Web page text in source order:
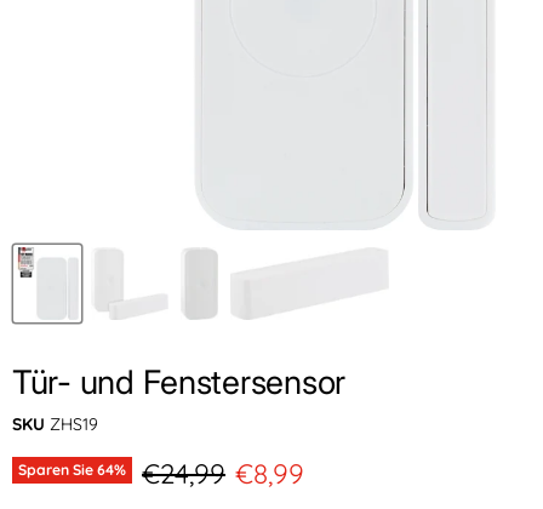
Tür- und Fenstersensor
SKU ZHS19
Sparen Sie 64% Ursprünglicher Preis
€24,99 Aktueller Preis
€8,99